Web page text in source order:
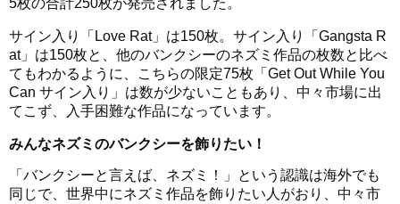
5枚の合計250枚が発売されました。
サイン入り「Love Rat」は150枚。サイン入り「Gangsta R
at」は150枚と、他のバンクシーのネズミ作品の枚数と比べ
てもわかるように、こちらの限定75枚「Get Out While You
Can サイン入り」は数が少ないこともあり、中々市場に出
てこず、入手困難な作品になっています。
みんなネズミのバンクシーを飾りたい！
「バンクシーと言えば、ネズミ！」という認識は海外でも
同じで、世界中にネズミ作品を飾りたい人がおり、中々市